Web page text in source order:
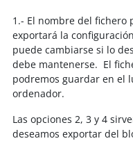
1.- El nombre del fichero
exportará la
puede cambiarse si lo
debe mantenerse. El
podremos guardar en el
ordenador.
Las opciones 2, 3 y 4
deseamos exportar del